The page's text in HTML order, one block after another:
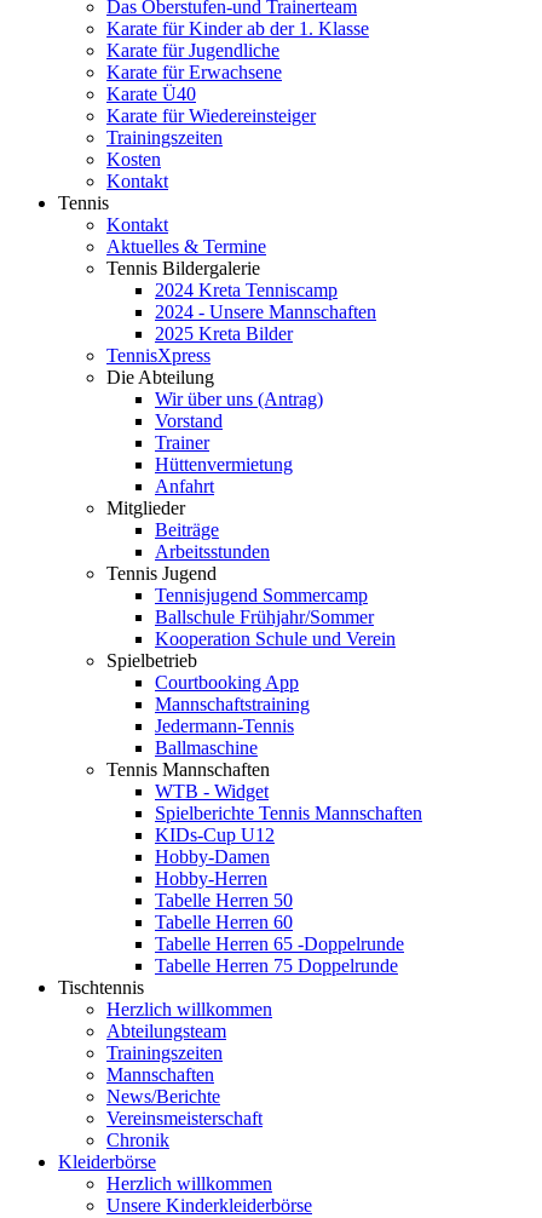
Das Oberstufen-und Trainerteam
Karate für Kinder ab der 1. Klasse
Karate für Jugendliche
Karate für Erwachsene
Karate Ü40
Karate für Wiedereinsteiger
Trainingszeiten
Kosten
Kontakt
Tennis
Kontakt
Aktuelles & Termine
Tennis Bildergalerie
2024 Kreta Tenniscamp
2024 - Unsere Mannschaften
2025 Kreta Bilder
TennisXpress
Die Abteilung
Wir über uns (Antrag)
Vorstand
Trainer
Hüttenvermietung
Anfahrt
Mitglieder
Beiträge
Arbeitsstunden
Tennis Jugend
Tennisjugend Sommercamp
Ballschule Frühjahr/Sommer
Kooperation Schule und Verein
Spielbetrieb
Courtbooking App
Mannschaftstraining
Jedermann-Tennis
Ballmaschine
Tennis Mannschaften
WTB - Widget
Spielberichte Tennis Mannschaften
KIDs-Cup U12
Hobby-Damen
Hobby-Herren
Tabelle Herren 50
Tabelle Herren 60
Tabelle Herren 65 -Doppelrunde
Tabelle Herren 75 Doppelrunde
Tischtennis
Herzlich willkommen
Abteilungsteam
Trainingszeiten
Mannschaften
News/Berichte
Vereinsmeisterschaft
Chronik
Kleiderbörse
Herzlich willkommen
Unsere Kinderkleiderbörse